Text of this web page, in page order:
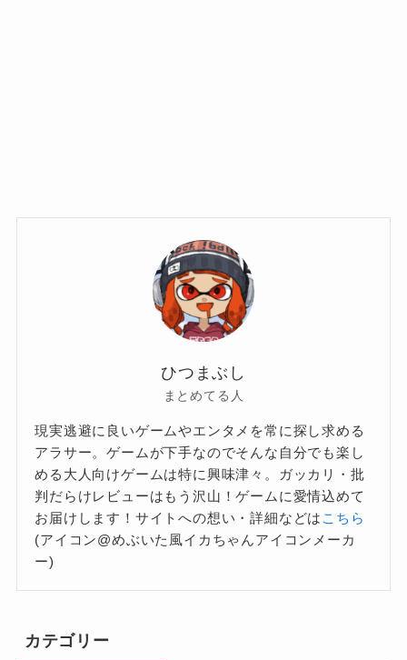
ひつまぶし
まとめてる人
現実逃避に良いゲームやエンタメを常に探し求める
アラサー。ゲームが下手なのでそんな自分でも楽し
める大人向けゲームは特に興味津々。ガッカリ・批
判だらけレビューはもう沢山！ゲームに愛情込めて
お届けします！サイトへの想い・詳細などは こちら
(アイコン@めぶいた風イカちゃんアイコンメーカ
ー)
カテゴリー